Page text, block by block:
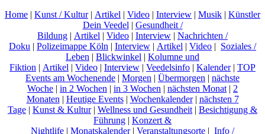
Home | Kunst / Kultur| Artikel | Video | Interview | Musik | Künstler
Dein Veedel | Gesundheit /
Bildung | Artikel | Video | Interview | Nachrichten /
Doku | Polizeimappe Köln | Interview | Artikel | Video | Soziales /
Leben | Blickwinkel | Kolumne und
Fiktion | Artikel | Video | Interview | Veedelsinfo | Kalender| TOP
Events am Wochenende | Morgen | Übermorgen | nächste
Woche | in 2 Wochen | in 3 Wochen | nächsten Monat | 2
Monaten | Heutige Events| Wochenkalender| nächsten 7
Tage | Kunst & Kultur| Wellness und Gesundheit | Besichtigung &
Führung | Konzert &
Nightlife | Monatskalender| Veranstaltungsorte | Info /